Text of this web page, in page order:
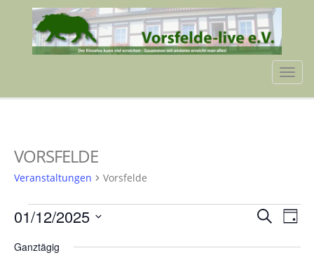
VORSFELDE
Veranstaltungen Vorsfelde
VERANSTALTUNGEN
FÜR
SucheTag
01/12/2025
wählen.
Ganztägig